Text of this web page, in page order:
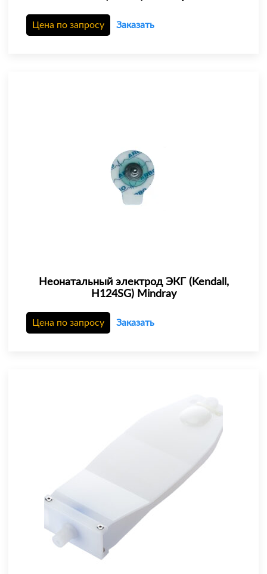
Цена по запросу Заказать
Неонатальный электрод ЭКГ (Kendall,
H124SG) Mindray
Цена по запросу Заказать